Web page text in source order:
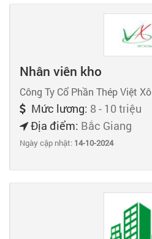
Nhân viên kho
Công Ty Cổ Phần Thép Việt Xô
Mức lương: 8 - 10 triệu
Địa điểm: Bắc Giang
Ngày cập nhật: 14-10-2024